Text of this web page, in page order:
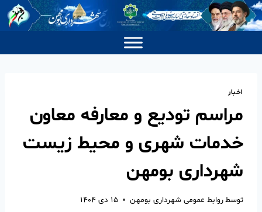
اخبار
مراسم تودیع و معارفه معاون
خدمات شهری و محیط زیست
شهرداری بومهن
توسطروابط عمومی شهرداری بومهن ۱۵ دی ۱۴۰۴